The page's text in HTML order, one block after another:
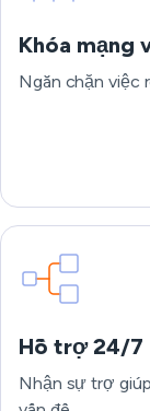
Khóa mạng
Ngăn chặn việc
Hỗ trợ 24/7
Nhận sự trợ